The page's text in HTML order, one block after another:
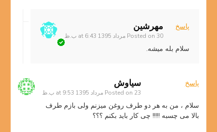
مهرشین
Posted on 30 مرداد 1395 at 6:43 ب.ظ
پاسخ
سلام بله میشه.
سیاوش
Posted on 23 مرداد 1395 at 9:53 ب.ظ
پاسخ
سلام ، من به هر دو طرف روغن میزنم ولی بازم طرف
بالا می چسبه !!!!! چی کار باید بکنم ؟؟؟